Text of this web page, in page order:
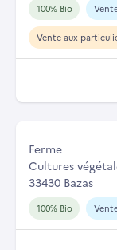
100% Bio
Vente aux
Ferme
Cultures
33430 Bazas
100% Bio